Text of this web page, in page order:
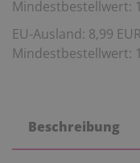
Mindestbestellwert:
EU-Ausland: 8,99
Mindestbestellwert:
Beschreibung